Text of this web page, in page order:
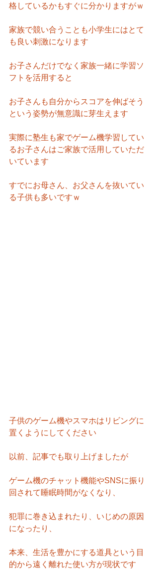
格しているかもすぐに分かりますがｗ
家族で競い合うことも小学生にはとて
も良い刺激になります
お子さんだけでなく家族一緒に学習ソ
フトを活用すると
お子さんも自分からスコアを伸ばそう
という姿勢が無意識に芽生えます
実際に塾生も家でゲーム機学習してい
るお子さんはご家族で活用していただ
いています
すでにお母さん、お父さんを抜いてい
る子供も多いですｗ
子供のゲーム機やスマホはリビングに
置くようにしてください
以前、記事でも取り上げましたが
ゲーム機のチャット機能やSNSに振り
回されて睡眠時間がなくなり、
犯罪に巻き込まれたり、いじめの原因
になったり、
本来、生活を豊かにする道具という目
的から遠く離れた使い方が現状です